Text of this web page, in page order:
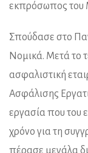
εκπρόσωπος του
Σπούδασε στο
Νομικά. Μετά το
ασφαλιστική
Ασφάλισης
εργασία που του
χρόνο για τη
πέρασε μεγάλα